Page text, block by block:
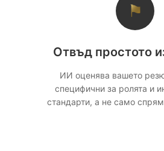
⚑
Отвъд простото
ИИ оценява вашето
специфични за ролята и
стандарти, а не само